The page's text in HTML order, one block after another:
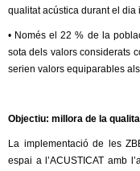
squalitat acústica durant el dia
• Només el 22 % de la
sota dels valors considerats
serien valors equiparables
Objectiu: millora de la
La implementació de les
espai a l’ACUSTICAT amb